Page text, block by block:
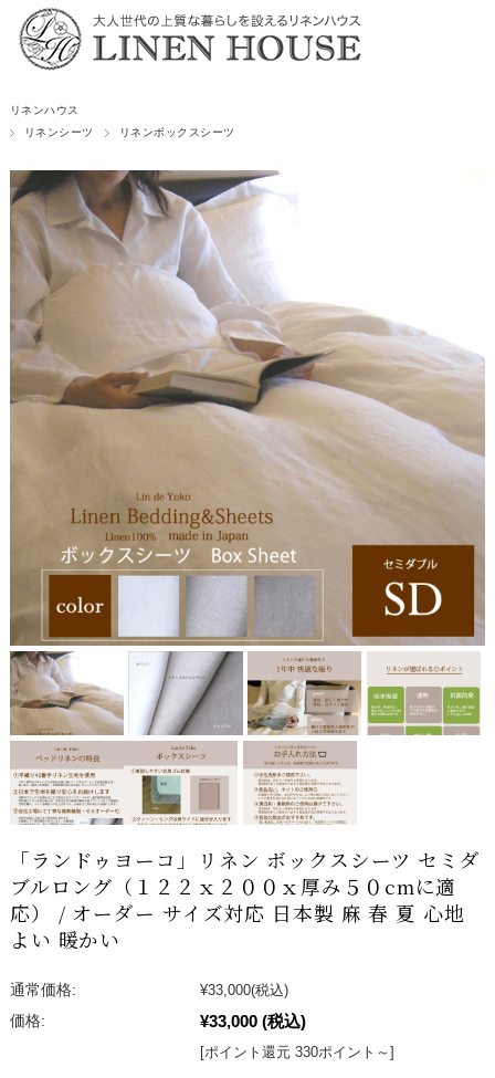
リネンハウス
リネンシーツ
リネンボックスシーツ
「ランドゥヨーコ」リネン ボックスシーツ セミダ
ブルロング（１２２ｘ２００ｘ厚み５０cmに適
応） / オーダー サイズ対応 日本製 麻 春 夏 心地
よい 暖かい
通常価格: ¥33,000(税込)
価格:
¥33,000 (税込)
[ポイント還元 330ポイント～]